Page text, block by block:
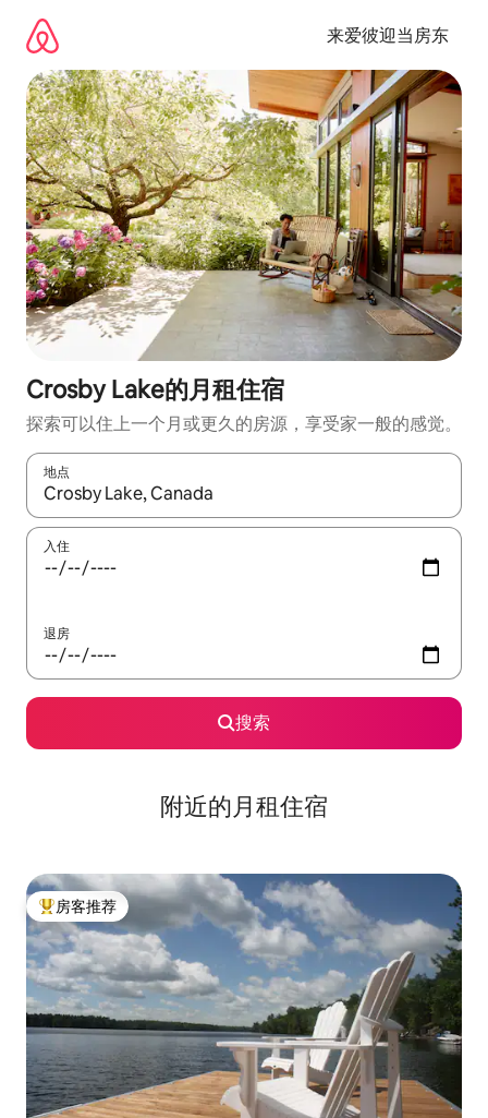
来爱彼迎当房东
Crosby Lake的月租住宿
探索可以住上一个月或更久的房源，享受家一般的感觉。
地点
如有搜索结果，请使用上下方向键查看，或通过点击或滑动手势
入住
退房
搜索
附近的月租住宿
热门「房客推荐」
房客推荐